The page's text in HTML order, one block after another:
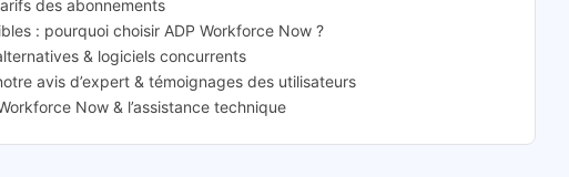
des abonnements
: pourquoi choisir ADP Workforce Now ?
& logiciels concurrents
avis d’expert & témoignages des utilisateurs
Now & l’assistance technique